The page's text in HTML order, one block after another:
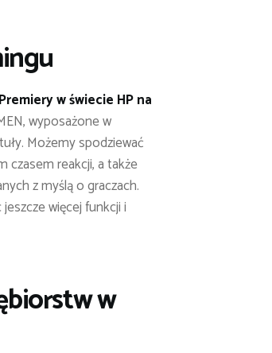
Premiery w świecie HP na
wyposażone w
Możemy spodziewać
czasem reakcji, a także
z myślą o graczach.
więcej funkcji i
w